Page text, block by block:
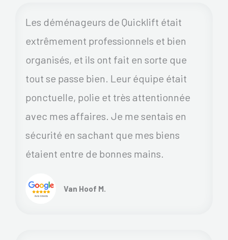
Les déménageurs de Quicklift était
extrêmement professionnels et bien
organisés, et ils ont fait en sorte que
tout se passe bien. Leur équipe était
ponctuelle, polie et très attentionnée
avec mes affaires. Je me sentais en
sécurité en sachant que mes biens
étaient entre de bonnes mains.
Van Hoof M.